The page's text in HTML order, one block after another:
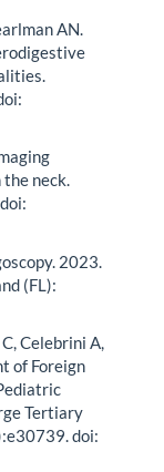
AN.
neck.
2023.
(FL):
Celebrini A,
of Foreign
Tertiary
doi: